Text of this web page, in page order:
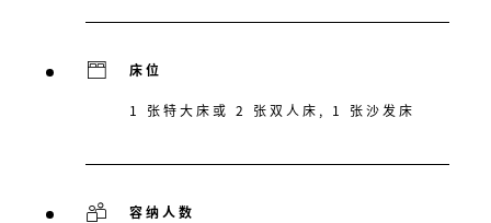
床位
1 张特大床或 2 张双人床, 1 张沙发床
容纳人数